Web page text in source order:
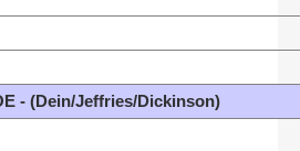
- (Dein/Jeffries/Dickinson)